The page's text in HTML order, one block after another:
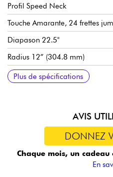
Profil Speed Neck
Touche Amarante, 24 frettes
Diapason 22.5"
Radius 12” (304.8 mm)
Largeur manche 1e frette :
Micro(s) : 2x double bobinage
Humbucking
Contrôles : Master Volume,
Chevalet Jackson HT6 6-String
Mécaniques Jackson bain d'huile
Couleur(s) Neon Green, Satin
Tirants de cordes recommandés
Plus de spécifications
AVIS
DONNEZ
Chaque mois, un cadeau
En